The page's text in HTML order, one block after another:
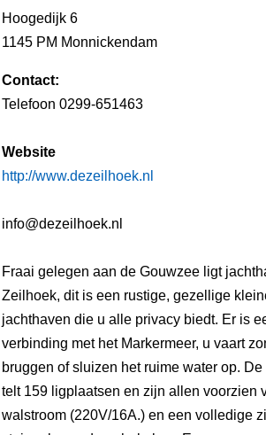
Hoogedijk 6
1145 PM Monnickendam
Contact:
Telefoon 0299-651463
Website
http://www.dezeilhoek.nl
info@dezeilhoek.nl
Fraai gelegen aan de Gouwzee ligt
Zeilhoek, dit is een rustige, gezellige
jachthaven die u alle privacy biedt. Er is
verbinding met het Markermeer, u vaart
bruggen of sluizen het ruime water op. De
telt 159 ligplaatsen en zijn allen voorzien
walstroom (220V/16A.) en een volledige